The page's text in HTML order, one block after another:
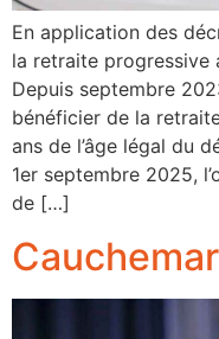
En application des
la retraite progressive
Depuis septembre
bénéficier de la
ans de l’âge légal du
1er septembre 2025,
de […]